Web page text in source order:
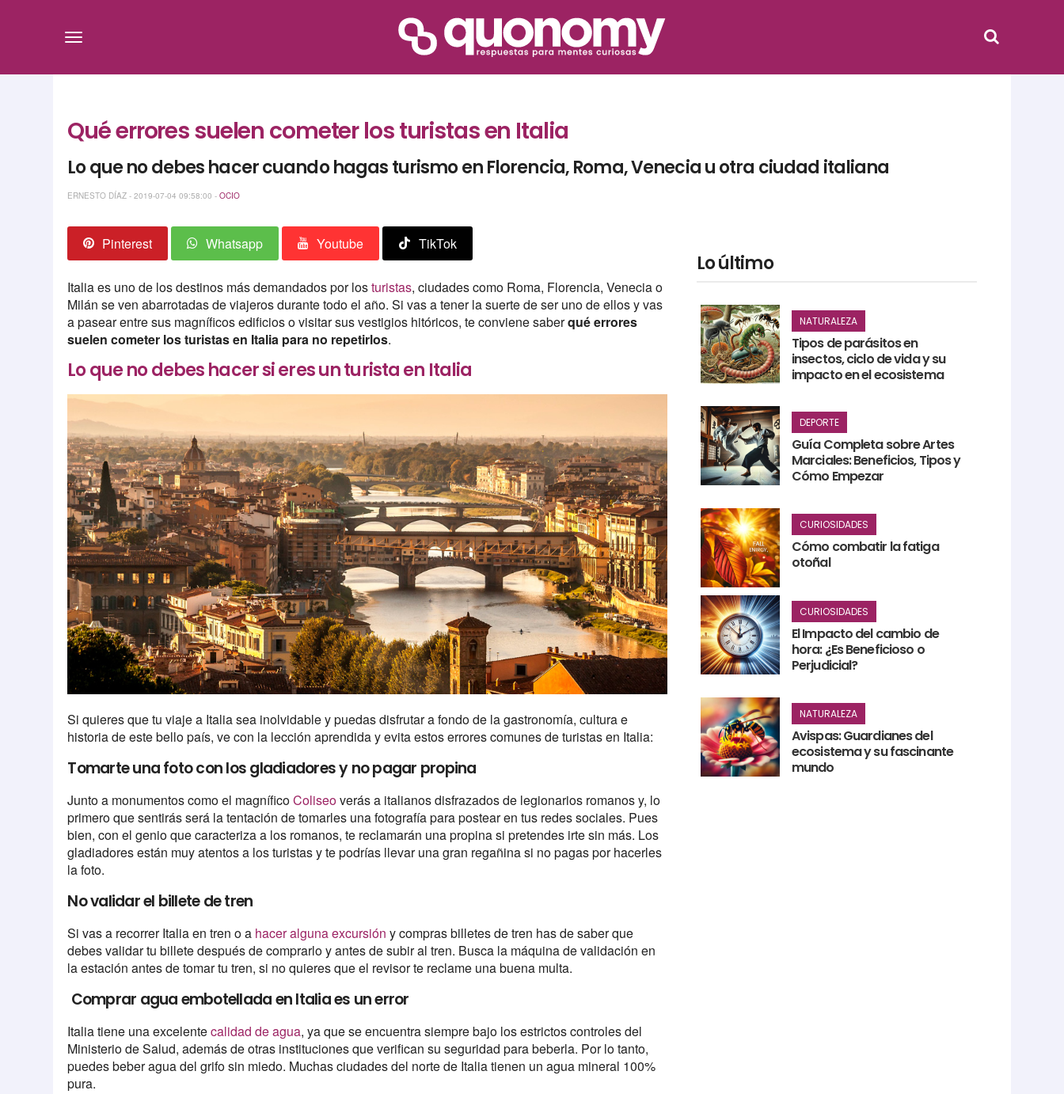
Qué errores suelen cometer los turistas en Italia
Lo que no debes hacer cuando hagas turismo en Florencia, Roma, Venecia u otra ciudad italiana
ERNESTO DÍAZ - 2019-07-04 09:58:00 -OCIO
Pinterest Whatsapp Youtube TikTok
Italia es uno de los destinos más demandados por losturistas, ciudades como Roma, Florencia, Venecia o
Milán se ven abarrotadas de viajeros durante todo el año. Si vas a tener la suerte de ser uno de ellos y vas
a pasear entre sus magníficos edificios o visitar sus vestigios hitóricos, te conviene saberqué errores
suelen cometer los turistas en Italia para no repetirlos.
Lo que no debes hacer si eres un turista en Italia
Si quieres que tu viaje a Italia sea inolvidable y puedas disfrutar a fondo de la gastronomía, cultura e
historia de este bello país, ve con la lección aprendida y evita estos errores comunes de turistas en Italia:
Tomarte una foto con los gladiadores y no pagar propina
Junto a monumentos como el magníficoColiseoverás a italianos disfrazados de legionarios romanos y, lo
primero que sentirás será la tentación de tomarles una fotografía para postear en tus redes sociales. Pues
bien, con el genio que caracteriza a los romanos, te reclamarán una propina si pretendes irte sin más. Los
gladiadores están muy atentos a los turistas y te podrías llevar una gran regañina si no pagas por hacerles
la foto.
No validar el billete de tren
Si vas a recorrer Italia en tren o a hacer alguna excursión y compras billetes de tren has de saber que
debes validar tu billete después de comprarlo y antes de subir al tren. Busca la máquina de validación en
la estación antes de tomar tu tren, si no quieres que el revisor te reclame una buena multa.
Comprar agua embotellada en Italia es un error
Italia tiene una excelentecalidad de agua, ya que se encuentra siempre bajo los estrictos controles del
Ministerio de Salud, además de otras instituciones que verifican su seguridad para beberla. Por lo tanto,
puedes beber agua del grifo sin miedo. Muchas ciudades del norte de Italia tienen un agua mineral 100%
pura.
Lo último
NATURALEZA
Tipos de parásitos en
insectos, ciclo de vida y su
impacto en el ecosistema
DEPORTE
Guía Completa sobre Artes
Marciales: Beneficios, Tipos y
Cómo Empezar
CURIOSIDADES
Cómo combatir la fatiga
otoñal
CURIOSIDADES
El Impacto del cambio de
hora: ¿Es Beneficioso o
Perjudicial?
NATURALEZA
Avispas: Guardianes del
ecosistema y su fascinante
mundo